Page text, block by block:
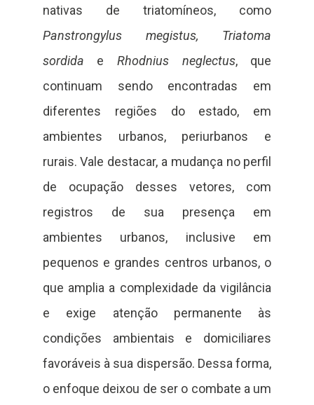
nativas de triatomíneos, como
Panstrongylus megistus,
Triatoma
sordida e Rhodnius neglectus, que
continuam sendo encontradas em
diferentes regiões do estado, em
ambientes urbanos, periurbanos e
rurais. Vale destacar, a mudança no perfil
de ocupação desses vetores, com
registros de sua presença em
ambientes urbanos, inclusive em
pequenos e grandes centros urbanos, o
que amplia a complexidade da vigilância
e exige atenção permanente às
condições ambientais e domiciliares
favoráveis à sua dispersão. Dessa forma,
o enfoque deixou de ser o combate a um